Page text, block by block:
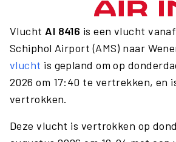
Vlucht AI 8416 is een vlucht
Schiphol Airport (AMS) naar
vlucht is gepland om op
2026 om 17:40 te vertrekken, en
vertrokken.
Deze vlucht is vertrokken op